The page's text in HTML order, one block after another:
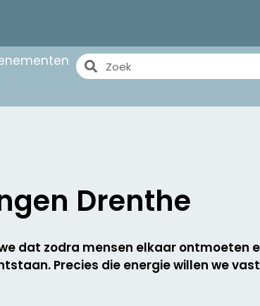
Drenthe
dat zodra mensen elkaar ontmoeten
Precies die energie willen we